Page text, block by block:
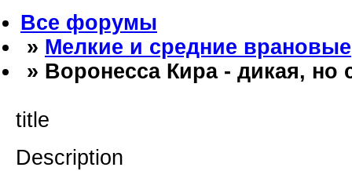
Все форумы
» Мелкие и средние врановые
» Воронесса Кира - дикая, но
title
Description